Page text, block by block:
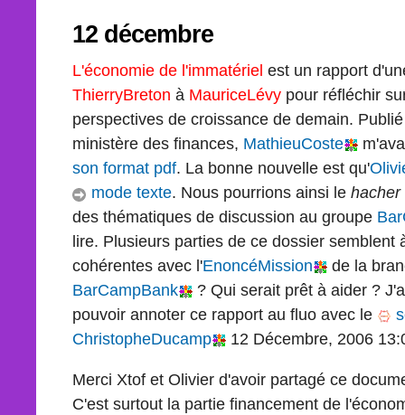
12 décembre
L'économie de l'immatériel est un rapport
ThierryBreton à MauriceLévy pour réfléchir
perspectives de croissance de demain.
ministère des finances, MathieuCoste
son format pdf. La bonne nouvelle est qu'
mode texte. Nous pourrions ainsi le hacher
des thématiques de discussion au groupe
lire. Plusieurs parties de ce dossier semblent
cohérentes avec l'EnoncéMission
de la
BarCampBank
? Qui serait prêt à aider ?
pouvoir annoter ce rapport au fluo avec le
ChristopheDucamp
12 Décembre, 2006
Merci Xtof et Olivier d'avoir partagé ce
C'est surtout la partie financement de